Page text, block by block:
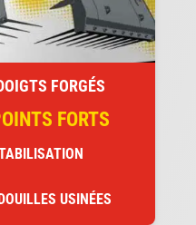
FORGÉS
FORTS
USINÉES